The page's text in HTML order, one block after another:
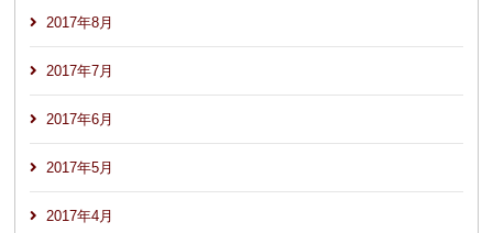
2017年8月
2017年7月
2017年6月
2017年5月
2017年4月